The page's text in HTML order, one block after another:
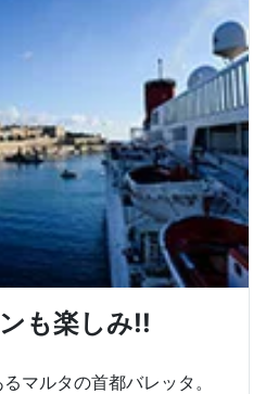
も楽しみ!!
マルタの首都バレッタ。